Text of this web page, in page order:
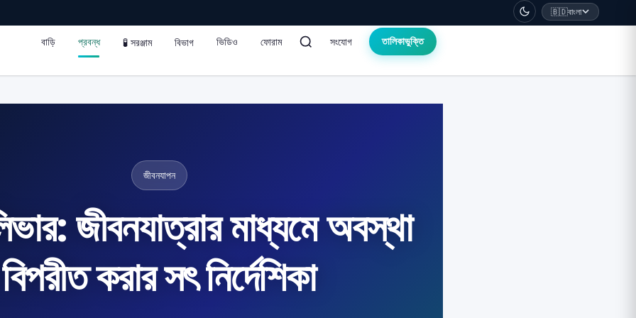
🇧🇩বাংলা
বাড়ি প্রবন্ধ 🧪 সরঞ্জাম বিভাগ ভিডিও ফোরাম সংযোগ তালিকাভুক্তি
জীবনযাপন
জীবনযাত্রার মাধ্যমে অবস্থা
বিপরীত করার সৎ নির্দেশিকা